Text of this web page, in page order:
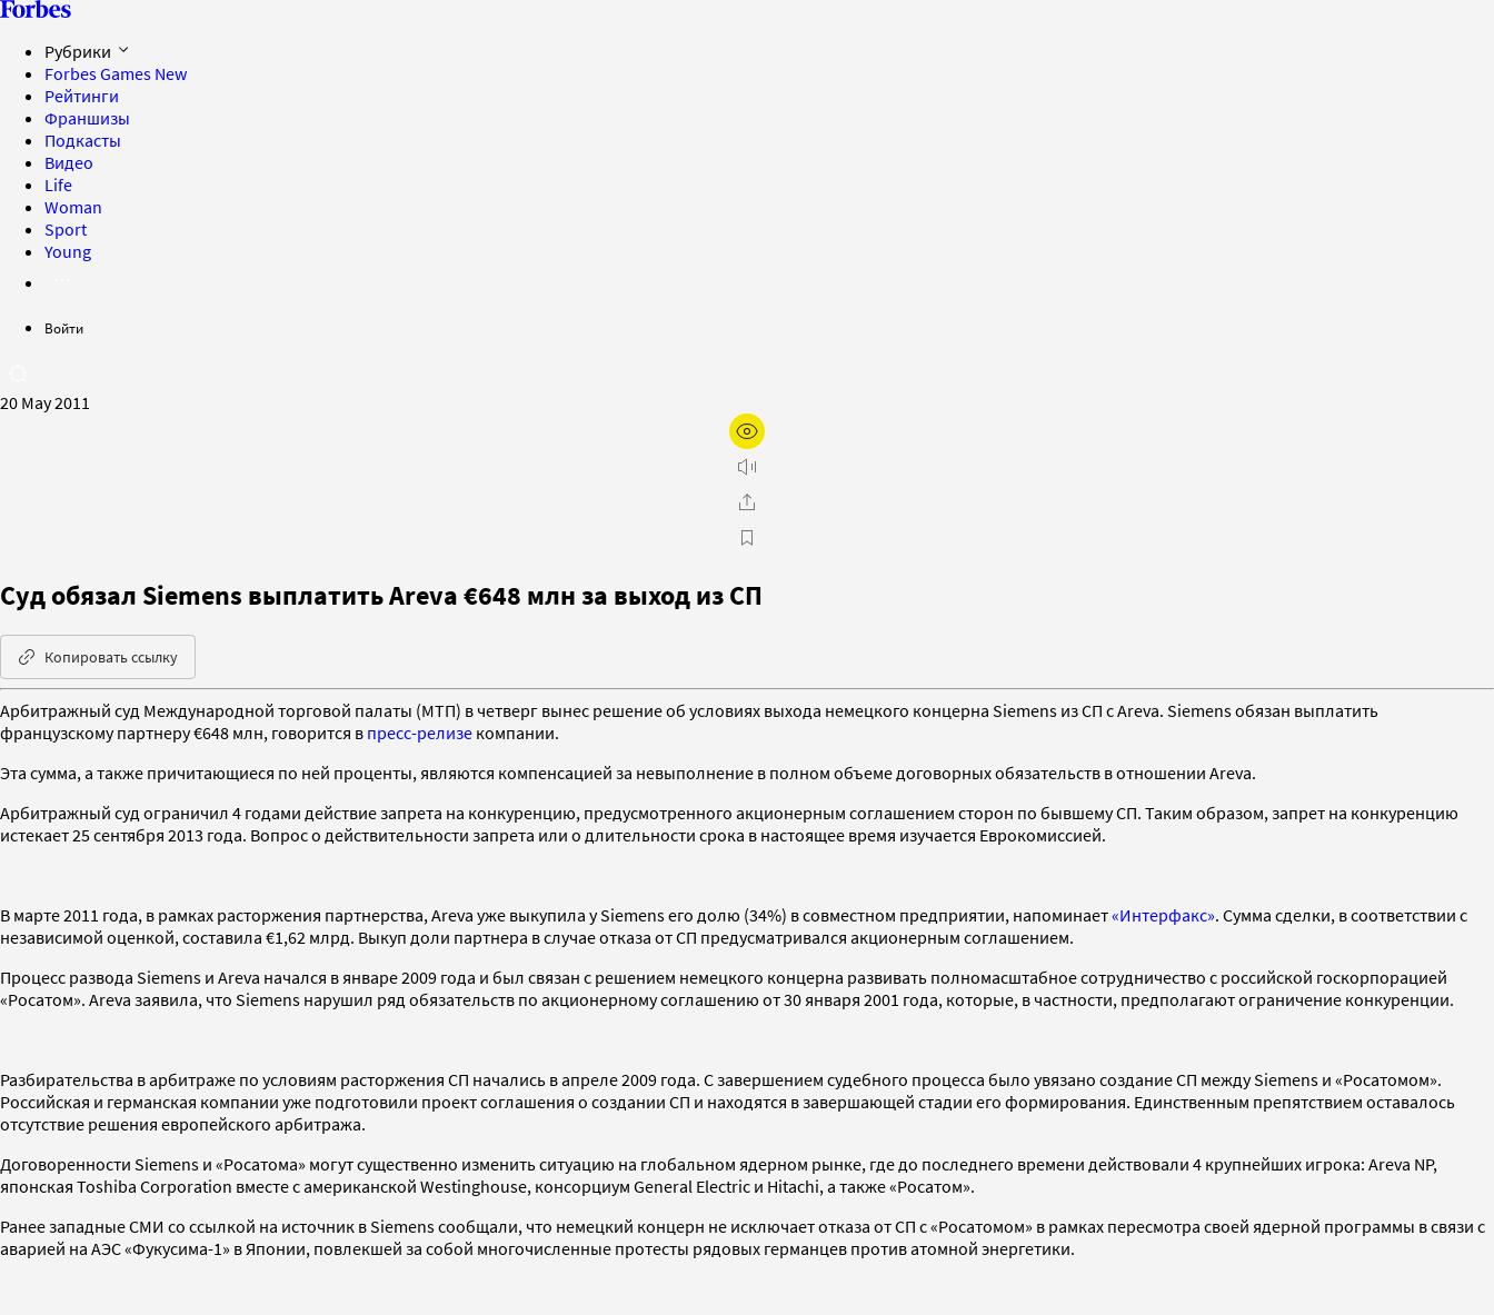
Рубрики
Forbes Games New
Рейтинги
Франшизы
Подкасты
Видео
Life
Woman
Sport
Young
Войти
20 May 2011
Суд обязал Siemens выплатить Areva €648 млн за выход из СП
Копировать ссылку
Арбитражный суд Международной торговой палаты (МТП) в четверг вынес решение об условиях выхода немецкого концерна Siemens из СП с Areva. Siemens обязан выплатить
французскому партнеру €648 млн, говорится в пресс-релизе компании.
Эта сумма, а также причитающиеся по ней проценты, являются компенсацией за невыполнение в полном объеме договорных обязательств в отношении Areva.
Арбитражный суд ограничил 4 годами действие запрета на конкуренцию, предусмотренного акционерным соглашением сторон по бывшему СП. Таким образом, запрет на конкуренцию
истекает 25 сентября 2013 года. Вопрос о действительности запрета или о длительности срока в настоящее время изучается Еврокомиссией.
В марте 2011 года, в рамках расторжения партнерства, Areva уже выкупила у Siemens его долю (34%) в совместном предприятии, напоминает«Интерфакс». Сумма сделки, в соответствии с
независимой оценкой, составила €1,62 млрд. Выкуп доли партнера в случае отказа от СП предусматривался акционерным соглашением.
Процесс развода Siemens и Areva начался в январе 2009 года и был связан с решением немецкого концерна развивать полномасштабное сотрудничество с российской госкорпорацией
«Росатом». Areva заявила, что Siemens нарушил ряд обязательств по акционерному соглашению от 30 января 2001 года, которые, в частности, предполагают ограничение конкуренции.
Разбирательства в арбитраже по условиям расторжения СП начались в апреле 2009 года. С завершением судебного процесса было увязано создание СП между Siemens и «Росатомом».
Российская и германская компании уже подготовили проект соглашения о создании СП и находятся в завершающей стадии его формирования. Единственным препятствием оставалось
отсутствие решения европейского арбитража.
Договоренности Siemens и «Росатома» могут существенно изменить ситуацию на глобальном ядерном рынке, где до последнего времени действовали 4 крупнейших игрока: Areva NP,
японская Toshiba Corporation вместе с американской Westinghouse, консорциум General Electric и Hitachi, а также «Росатом».
Ранее западные СМИ со ссылкой на источник в Siemens сообщали, что немецкий концерн не исключает отказа от СП с «Росатомом» в рамках пересмотра своей ядерной программы в связи с
аварией на АЭС «Фукусима-1» в Японии, повлекшей за собой многочисленные протесты рядовых германцев против атомной энергетики.